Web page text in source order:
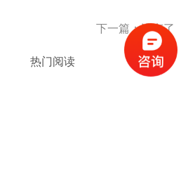
下一篇：没有了
热门阅读